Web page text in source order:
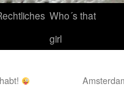
Who´s that
girl